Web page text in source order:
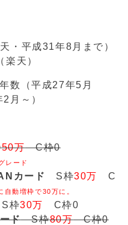
・平成31年8月まで）
天）
数（平成27年5月
月～）
50万C枠0
レード
カード S枠30万
C
動増枠で30万に。
枠30万
C枠0
ドS枠80万C枠0